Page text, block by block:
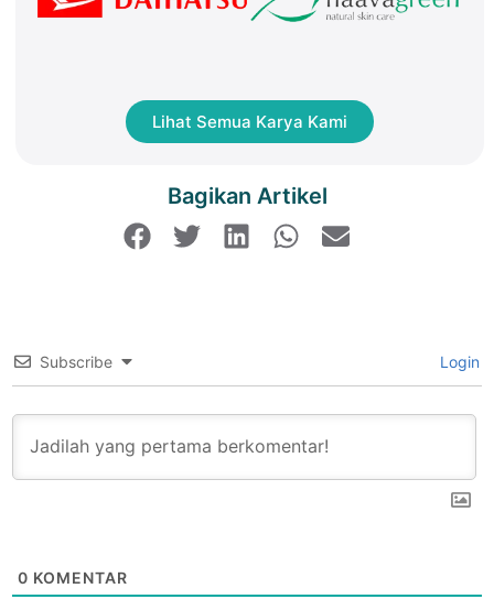
Lihat Semua Karya Kami
Bagikan Artikel
Subscribe Login
0 KOMENTAR